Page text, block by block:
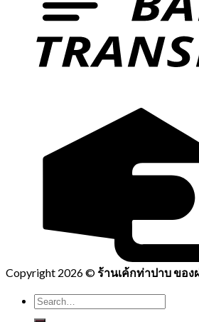
Copyright 2026 ©ร้านเค้กท่าปาบ ของ
Search
for: